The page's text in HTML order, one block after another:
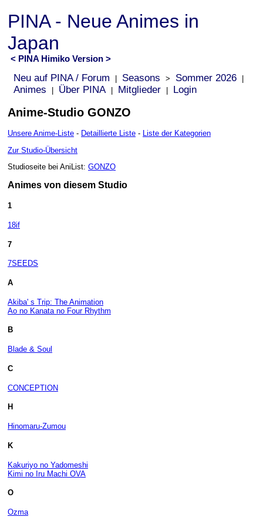
PINA - Neue Animes in
Japan
< PINA Himiko Version >
Neu auf PINA / Forum Seasons > Sommer 2026
Animes Über PINA Mitglieder Login
Anime-Studio GONZO
Unsere Anime-Liste - Detaillierte Liste - Liste der Kategorien
Zur Studio-Übersicht
Studioseite bei AniList: GONZO
Animes von diesem Studio
1
18if
7
7SEEDS
A
Akiba' s Trip: The Animation
Ao no Kanata no Four Rhythm
B
Blade & Soul
C
CONCEPTION
H
Hinomaru-Zumou
K
Kakuriyo no Yadomeshi
Kimi no Iru Machi OVA
O
Ozma